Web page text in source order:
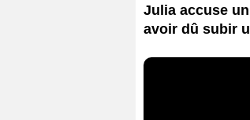
Julia accuse
avoir dû subir